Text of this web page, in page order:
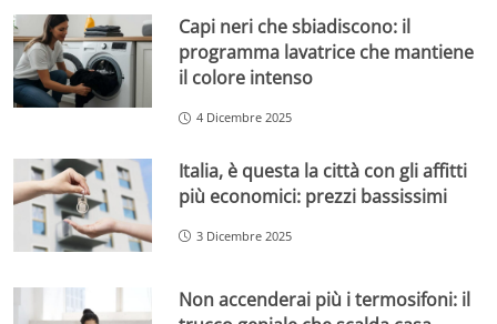
Capi neri che sbiadiscono: il
programma lavatrice che mantiene
il colore intenso
4 Dicembre 2025
Italia, è questa la città con gli affitti
più economici: prezzi bassissimi
3 Dicembre 2025
Non accenderai più i termosifoni: il